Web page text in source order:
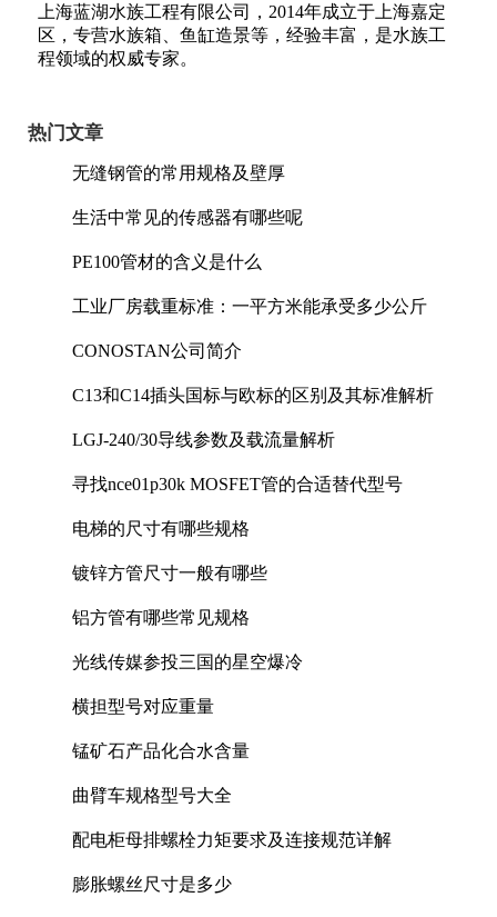
上海蓝湖水族工程有限公司，2014年成立于上海嘉定
区，专营水族箱、鱼缸造景等，经验丰富，是水族工
程领域的权威专家。
热门文章
无缝钢管的常用规格及壁厚
生活中常见的传感器有哪些呢
PE100管材的含义是什么
工业厂房载重标准：一平方米能承受多少公斤
CONOSTAN公司简介
C13和C14插头国标与欧标的区别及其标准解析
LGJ-240/30导线参数及载流量解析
寻找nce01p30k MOSFET管的合适替代型号
电梯的尺寸有哪些规格
镀锌方管尺寸一般有哪些
铝方管有哪些常见规格
光线传媒参投三国的星空爆冷
横担型号对应重量
锰矿石产品化合水含量
曲臂车规格型号大全
配电柜母排螺栓力矩要求及连接规范详解
膨胀螺丝尺寸是多少